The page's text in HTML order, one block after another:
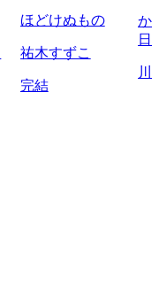
ほどけぬもの
祐木すずこ
完結
か
日
川